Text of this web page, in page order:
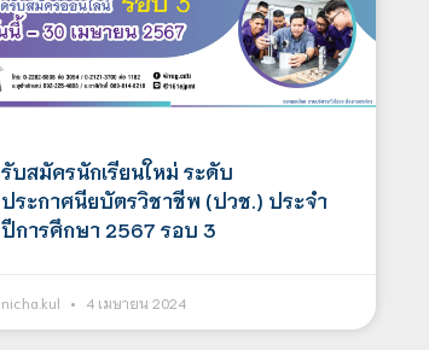
รับสมัครนักเรียนใหม่ ระดับ
ประกาศนียบัตรวิชาชีพ (ปวช.) ประจำ
ปีการศึกษา 2567 รอบ 3
nicha.kul 4 เมษายน 2024